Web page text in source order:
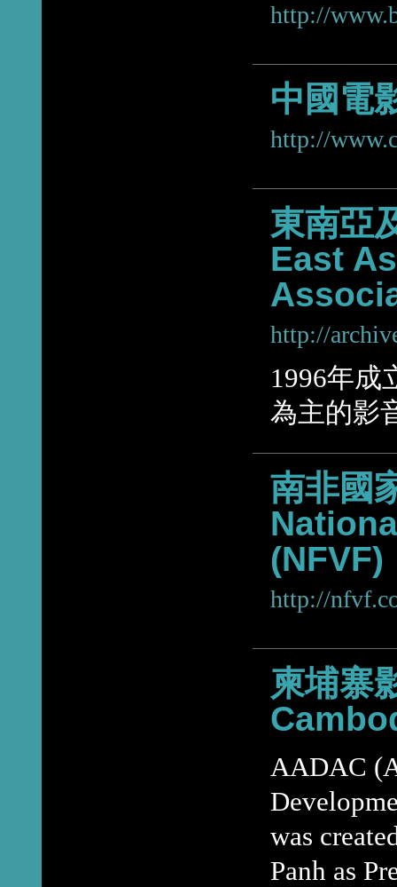
http://
中國電
http://
東南亞
East
http://
1996年成
為主的影
南非國
(NFVF)
http://
柬埔寨
AADAC
was
Panh as